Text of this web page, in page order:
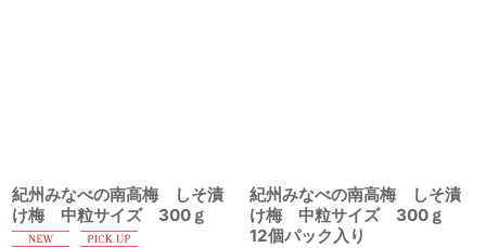
紀州みなべの南高梅 しそ漬
け梅 中粒サイズ 300ｇ
紀州みなべの南高梅 しそ漬
け梅 中粒サイズ 300ｇ
12個パック入り